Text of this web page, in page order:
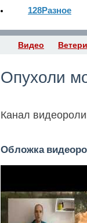
128Разное
Видео
Опухоли
Канал
Обложка